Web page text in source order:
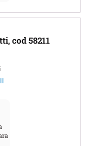
cod 58211